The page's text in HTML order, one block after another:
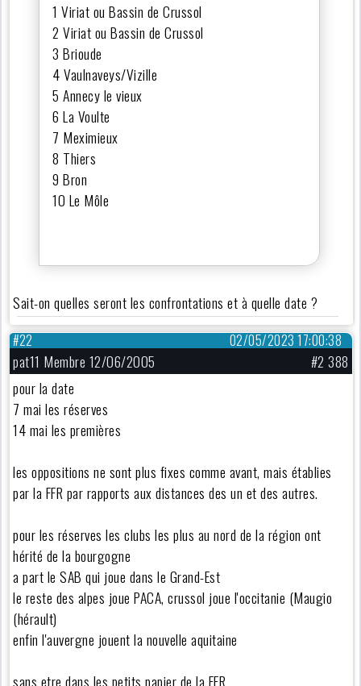
1 Viriat ou Bassin de Crussol
2 Viriat ou Bassin de Crussol
3 Brioude
4 Vaulnaveys/Vizille
5 Annecy le vieux
6 La Voulte
7 Meximieux
8 Thiers
9 Bron
10 Le Môle
Sait-on quelles seront les confrontations et à quelle date ?
02/05/2023 17:00:38
#22
pat11 Membre 12/06/2005
#2 388
pour la date
7 mai les réserves
14 mai les premières
les oppositions ne sont plus fixes comme avant, mais établies
par la FFR par rapports aux distances des un et des autres.
pour les réserves les clubs les plus au nord de la région ont
hérité de la bourgogne
a part le SAB qui joue dans le Grand-Est
le reste des alpes joue PACA, crussol joue l'occitanie (Maugio
(hérault)
enfin l'auvergne jouent la nouvelle aquitaine
sans etre dans les petits papier de la FFR